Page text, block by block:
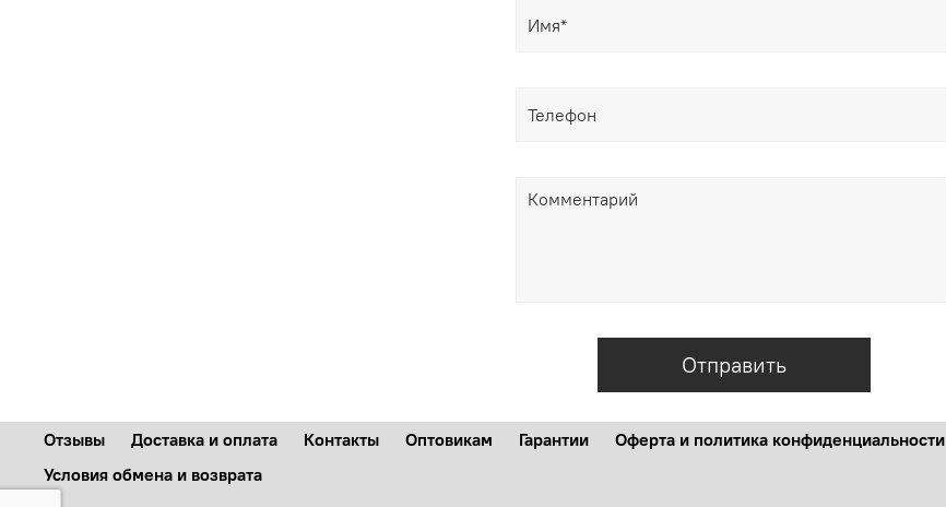
Отправить
Отзывы Доставка и оплата Контакты Оптовикам Гарантии Оферта и политика конфиденциальности
Условия обмена и возврата